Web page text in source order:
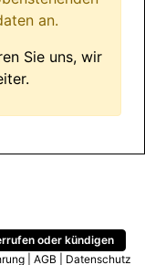
an.
Sie uns, wir
oder kündigen
AGB Datenschutz